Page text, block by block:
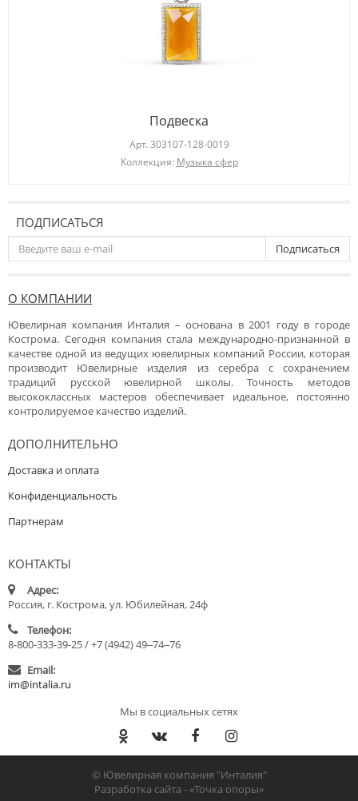
Подвеска
Арт. 303107-128-0019
Коллекция: Музыка сфер
ПОДПИСАТЬСЯ
Подписаться
О КОМПАНИИ
Ювелирная компания Инталия – основана в 2001 году в городе
Кострома. Сегодня компания стала международно-признанной в
качестве одной из ведущих ювелирных компаний России, которая
производит Ювелирные изделия из серебра с сохранением
традиций русской ювелирной школы. Точность методов
высококлассных мастеров обеспечивает идеальное, постоянно
контролируемое качество изделий.
ДОПОЛНИТЕЛЬНО
Доставка и оплата
Конфиденциальность
Партнерам
КОНТАКТЫ
Адрес:
Россия, г. Кострома, ул. Юбилейная, 24ф
Телефон:
8-800-333-39-25 / +7 (4942) 49‒74‒76
Email:
im@intalia.ru
Мы в социальных сетях
© Ювелирная компания "Инталия"
Разработка сайта -«Точка опоры»